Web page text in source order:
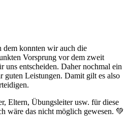
dem konnten wir auch die
Vorsprung vor dem zweit
uns entscheiden. Daher nochmal ein
guten Leistungen. Damit gilt es also
Eltern, Übungsleiter usw. für diese
wäre das nicht möglich gewesen. 💚